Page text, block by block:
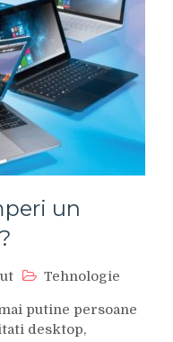
un
Tehnologie
putine persoane
desktop,